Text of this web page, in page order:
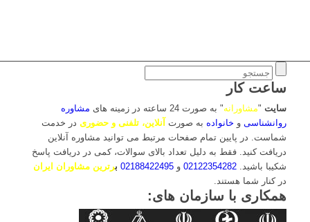
ساعت کار
سایت"مشاورانه" به صورت 24 ساعته در زمینه های
مشاوره
روانشناسیو خانواده به صورتآنلاین، تلفنی و حضوری در خدمت
شماست. در پایین تمام صفحات مرتبط می توانید مشاوره آنلاین
دریافت کنید. فقط به دلیل تعداد بالای سوالات، کمی در دریافت پاسخ
شکیبا باشید. 02122354282و 02188422495 برترین مشاوران ایران
در کنار شما هستند.
همکاری با سازمان های: